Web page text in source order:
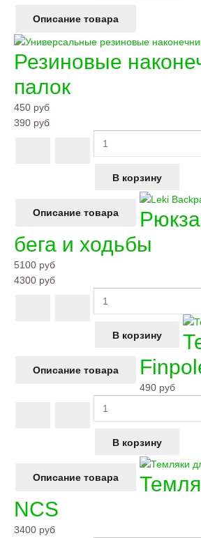
Описание товара
Резиновые
палок
450 руб
390 руб
Описание товара
бега и ходьбы
5100 руб
4300 руб
Описание товара
490 руб
Описание товара
NCS
3400 руб